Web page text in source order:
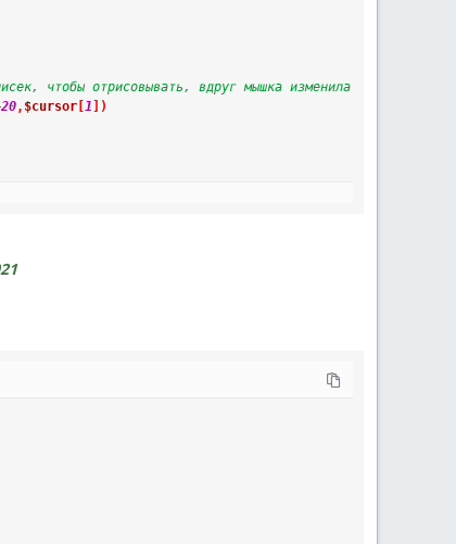
чтобы отрисовывать, вдруг мышка изменила положение
20, $cursor[ 1
)